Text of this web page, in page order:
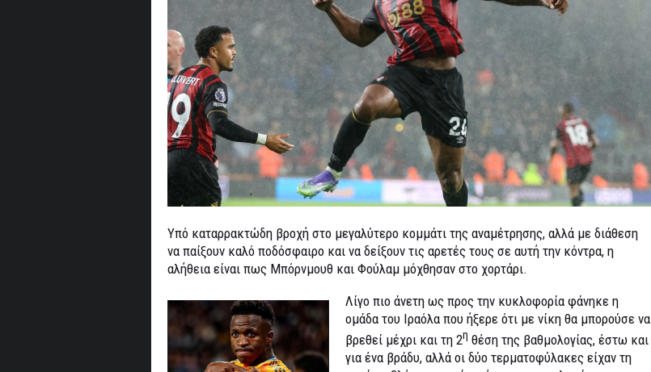
Υπό καταρρακτώδη βροχή στο μεγαλύτερο κομμάτι της αναμέτρησης, αλλά με διάθεση
να παίξουν καλό ποδόσφαιρο και να δείξουν τις αρετές τους σε αυτή την κόντρα, η
αλήθεια είναι πως Μπόρνμουθ και Φούλαμ μόχθησαν στο χορτάρι.
Λίγο πιο άνετη ως προς την κυκλοφορία φάνηκε η
ομάδα του Ιραόλα που ήξερε ότι με νίκη θα μπορούσε να
βρεθεί μέχρι και τη 2η θέση της βαθμολογίας, έστω και
για ένα βράδυ, αλλά οι δύο τερματοφύλακες είχαν τη